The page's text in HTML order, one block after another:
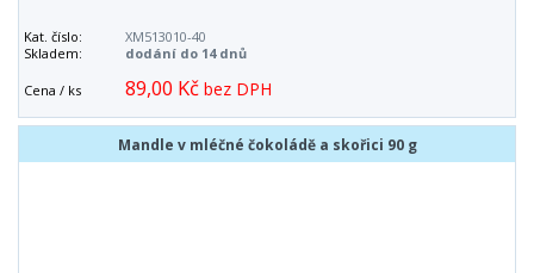
Kat. číslo:
XM513010-40
Skladem:
dodání do 14 dnů
Cena / ks 89,00 Kč bez DPH
Mandle v mléčné čokoládě a skořici 90 g